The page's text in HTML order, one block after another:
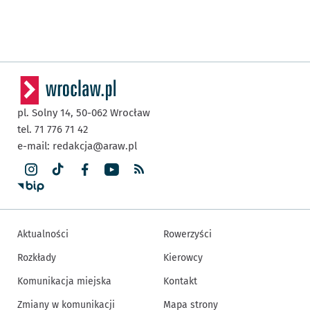
pl. Solny 14, 50-062 Wrocław
tel. 71 776 71 42
e-mail: redakcja@araw.pl
Aktualności
Rozkłady
Komunikacja miejska
Zmiany w komunikacji
Rowerzyści
Kierowcy
Kontakt
Mapa strony